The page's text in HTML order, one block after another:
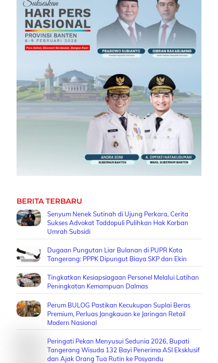
BERITA TERBARU
Senyum Nenek Sutinah di Ujung Perkara, Cerita
Sukses Advokat Toddopuli Pulihkan Hak Korban
Umrah Subsidi
Dugaan Pungutan Liar Bulanan di PUPR Kota
Tangerang: PPPK Dipungut Biaya SKP dan Ekin
Tingkatkan Kesiapsiagaan Personel Melalui Latihan
Peningkatan Kemampuan Dalmas
Perum BULOG Pastikan Kecukupan Suplai Beras
Premium, Perluas Jangkauan ke Jaringan Retail
Modern Nasional
Peringati Pekan Menyusui Sedunia 2026, Bupati
Tangerang Wisuda 132 Bayi Penerima ASI Eksklusif
dan Ajak Orang Tua Rutin ke Posyandu